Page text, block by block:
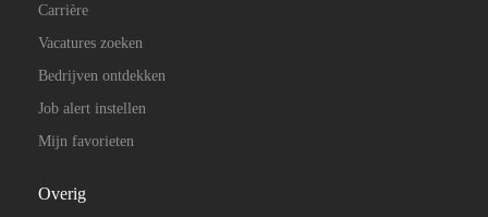
Carrière
Vacatures zoeken
Bedrijven ontdekken
Job alert instellen
Mijn favorieten
Overig